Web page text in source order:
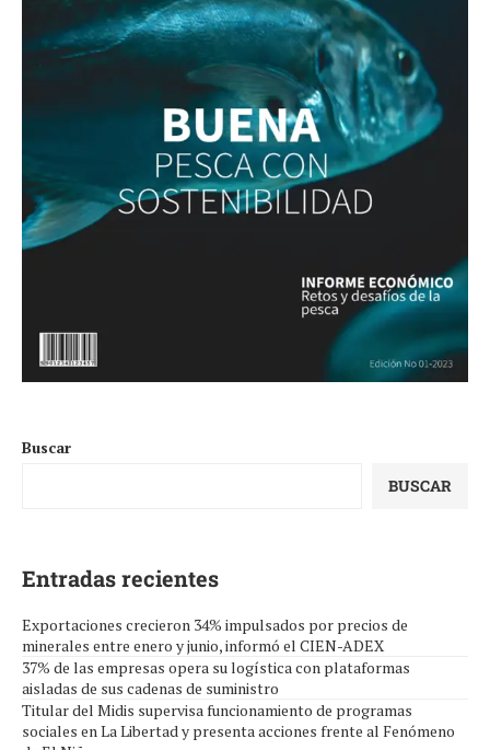
Buscar
BUSCAR
Entradas recientes
Exportaciones crecieron 34% impulsados por precios de
minerales entre enero y junio, informó el CIEN-ADEX
37% de las empresas opera su logística con plataformas
aisladas de sus cadenas de suministro
Titular del Midis supervisa funcionamiento de programas
sociales en La Libertad y presenta acciones frente al Fenómeno